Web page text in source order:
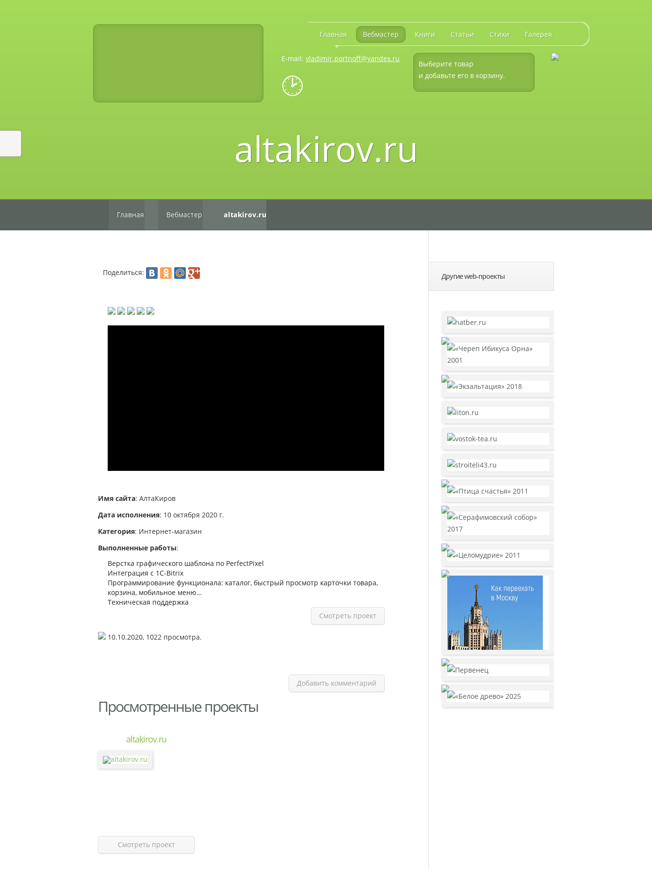
Главная Вебмастер Книги Статьи Стихи Галерея
E-mail: vladimir.portnoff@yandex.ru
🕑
Выберите товар
и добавьте его в корзину.
altakirov.ru
Главная Вебмастер altakirov.ru
Поделиться:
Имя сайта: АлтаКиров
Дата исполнения: 10 октября 2020 г.
Категория: Интернет-магазин
Выполненные работы:
Верстка графического шаблона по PerfectPixel
Интеграция с 1С-Bitrix
Программирование функционала: каталог, быстрый просмотр карточки товара,
корзина, мобильное меню…
Техническая поддержка
Смотреть проект
10.10.2020, 1022 просмотра.
Добавить комментарий
Просмотренные проекты
altakirov.ru
Смотреть проект
Другие web-проекты